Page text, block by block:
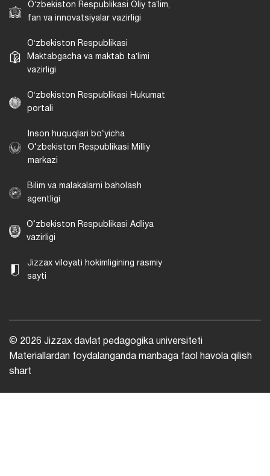
Oʻzbekiston Respublikasi Oliy taʼlim,
fan va innovatsiyalar vazirligi
Oʻzbekiston Respublikasi
Maktabgacha va maktab taʼlimi
vazirligi
Oʻzbekiston Respublikasi Hukumat
portali
Inson huquqlari bo‘yicha
O‘zbekiston Respublikasi Milliy
markazi
Bilim va malakalarni baholash
agentligi
O‘zbekiston Respublikasi Adliya
vazirligi
Jizzax viloyati hokimligining rasmiy
sayti
© 2026 Jizzax davlat pedagogika universiteti
Materiallardan foydalanganda manbaga faol havola qilish
shart